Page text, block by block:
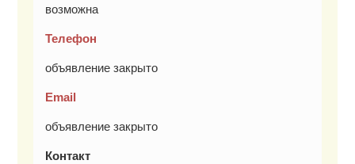
возможна
Телефон
объявление закрыто
Email
объявление закрыто
Контакт